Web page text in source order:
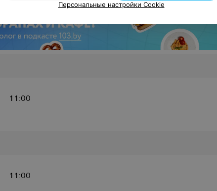
11:00
11:00
Персональные настройки Cookie